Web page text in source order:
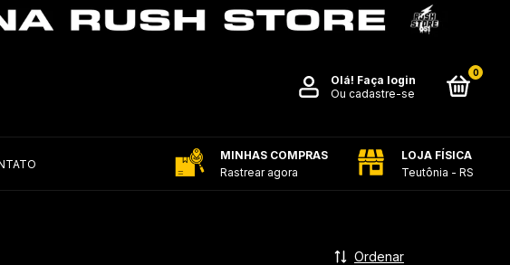
Olá! Faça login
Ou cadastre-se
0
MINHAS COMPRAS
Rastrear agora
LOJA FÍSICA
Teutônia - RS
Ordenar